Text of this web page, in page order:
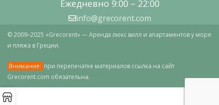
Ежедневно 9:00 – 22:00
info@grecorent.com
© 2009–2025 «Grecorent» — Аренда люкс вилл и апартаментов у моря
и пляжа в Греции.
Внимание: при перепечатке материалов ссылка на сайт
Grecorent.com обязательна.